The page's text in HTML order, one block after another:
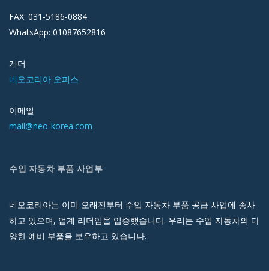
FAX: 031-5186-0884
WhatsApp: 01087652816
개더
네오코리아 오피스
이메일
mail@neo-korea.com
수입 자동차 부품 사업부
네오코리아는 이미 오래전부터 수입 자동차 부품 공급 사업에 종사
하고 있으며, 업계 리더임을 입증했습니다. 우리는 수입 자동차의 다
양한 예비 부품을 보유하고 있습니다.